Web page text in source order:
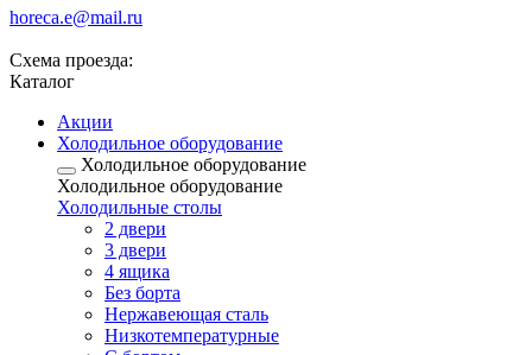
horeca.e@mail.ru
Схема проезда:
Каталог
Акции
Холодильное оборудование
Холодильное оборудование
Холодильное оборудование
Холодильные столы
2 двери
3 двери
4 ящика
Без борта
Нержавеющая сталь
Низкотемпературные